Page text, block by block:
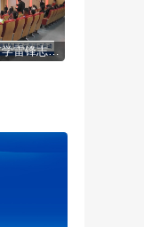
2026年包头市学雷锋志愿服务集中示范活动启动